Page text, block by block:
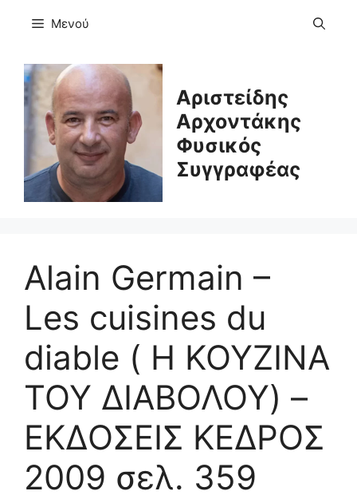
Μενού
Αριστείδης
Αρχοντάκης
Φυσικός
Συγγραφέας
Alain Germain –
Les cuisines du
diable ( Η ΚΟΥΖΙΝΑ
ΤΟΥ ΔΙΑΒΟΛΟΥ) –
ΕΚΔΟΣΕΙΣ ΚΕΔΡΟΣ
2009 σελ. 359